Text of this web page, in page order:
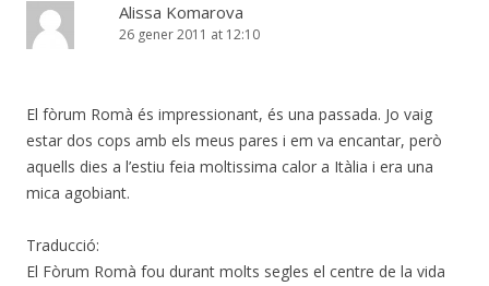
Alissa Komarova
26 gener 2011 at 12:10
El fòrum Romà és impressionant, és una passada. Jo vaig
estar dos cops amb els meus pares i em va encantar, però
aquells dies a l’estiu feia moltissima calor a Itàlia i era una
mica agobiant.
Traducció:
El Fòrum Romà fou durant molts segles el centre de la vida